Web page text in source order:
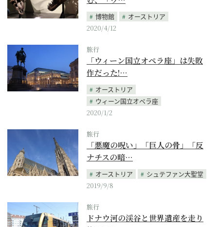
博物館
オーストリア
2020/4/12
旅行
「ウィーン国立オペラ座」は失敗
作だった!…
オーストリア
ウィーン国立オペラ座
2020/1/2
旅行
「悪魔の呪い」「巨人の骨」「反
ナチスの暗…
オーストリア
シュテファン大聖堂
2019/9/8
旅行
ドナウ河の渓谷と世界遺産を走り